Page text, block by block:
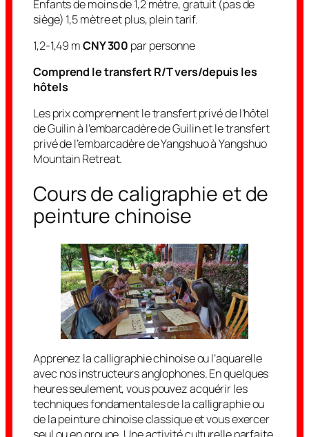
Enfants de moins de 1,2 mètre, gratuit (pas de
siège) 1,5 mètre et plus, plein tarif.
1,2-1,49 mCNY 300 par personne
Comprend le transfert R/T vers/depuis les
hôtels
Les prix comprennent le transfert privé de l’hôtel
de Guilin à l’embarcadère de Guilin et le transfert
privé de l’embarcadère de Yangshuo à Yangshuo
Mountain Retreat.
Cours de caligraphie et de
peinture chinoise
Apprenez la calligraphie chinoise ou l’aquarelle
avec nos instructeurs anglophones. En quelques
heures seulement, vous pouvez acquérir les
techniques fondamentales de la calligraphie ou
de la peinture chinoise classique et vous exercer